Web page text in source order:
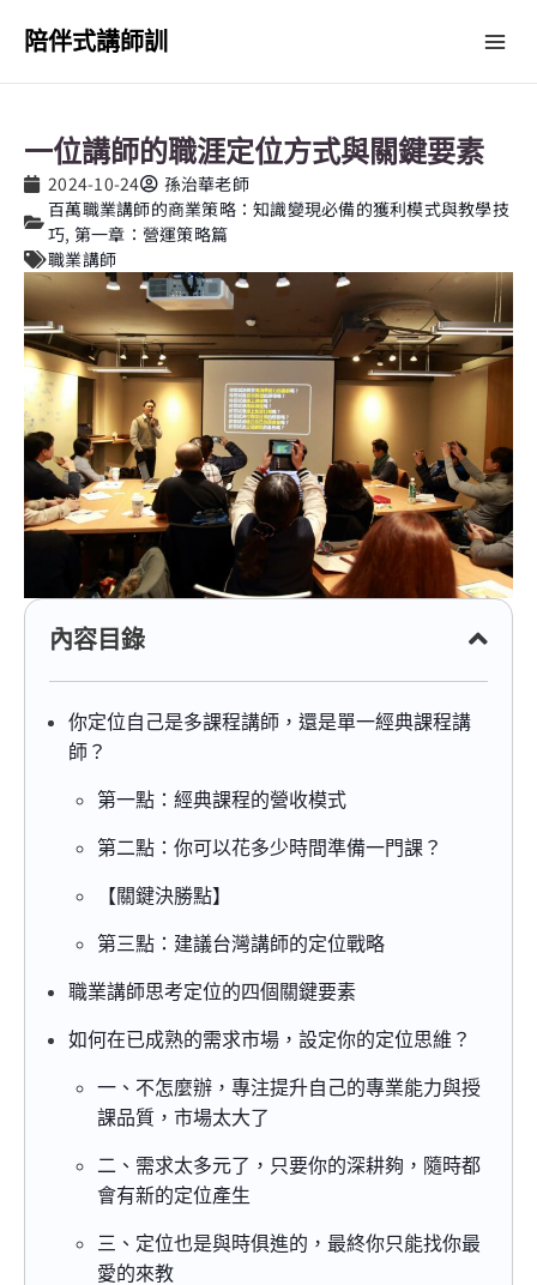
陪伴式講師訓
一位講師的職涯定位方式與關鍵要素
2024-10-24
孫治華老師
百萬職業講師的商業策略：知識變現必備的獲利模式與教學技
巧, 第一章：營運策略篇
職業講師
內容目錄
你定位自己是多課程講師，還是單一經典課程講
師？
第一點：經典課程的營收模式
第二點：你可以花多少時間準備一門課？
【關鍵決勝點】
第三點：建議台灣講師的定位戰略
職業講師思考定位的四個關鍵要素
如何在已成熟的需求市場，設定你的定位思維？
一、不怎麼辦，專注提升自己的專業能力與授
課品質，市場太大了
二、需求太多元了，只要你的深耕夠，隨時都
會有新的定位產生
三、定位也是與時俱進的，最終你只能找你最
愛的來教